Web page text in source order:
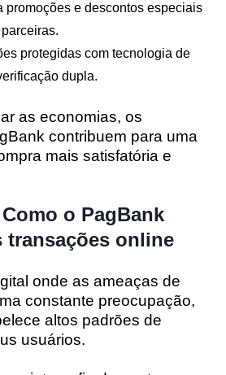
promoções e descontos especiais
protegidas com tecnologia de
dupla.
as economias, os
contribuem para uma
mais satisfatória e
o PagBank
transações online
onde as ameaças de
constante preocupação,
altos padrões de
usuários.